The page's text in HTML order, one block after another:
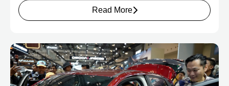
untuk mengakomodasi kebutuhan mobilitas serta
preferensi konsumen yang berbeda.
Read More